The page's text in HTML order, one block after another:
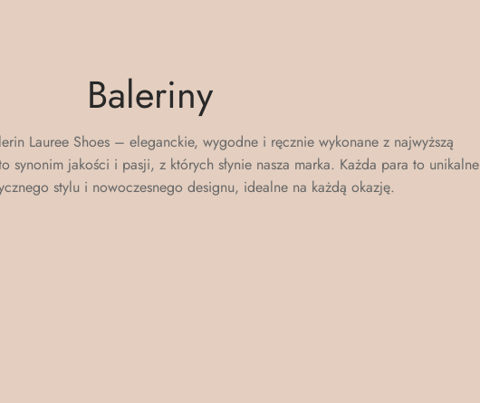
Baleriny
Lauree Shoes – eleganckie, wygodne i ręcznie wykonane z najwyższą
synonim jakości i pasji, z których słynie nasza marka. Każda para to unikalne
stylu i nowoczesnego designu, idealne na każdą okazję.